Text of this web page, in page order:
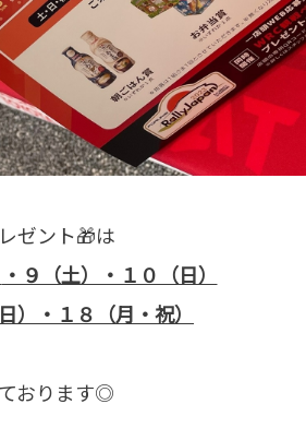
ゼント🎁は
・９（土）・１０（日）
）・１８（月・祝）
おります◎